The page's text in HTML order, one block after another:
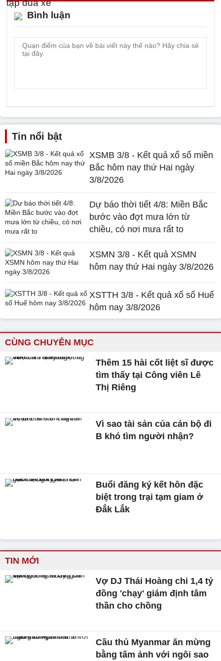
Bình luận
Tin nổi bật
XSMB 3/8 - Kết quả xổ số miền
Bắc hôm nay thứ Hai ngày
3/8/2026
Dự báo thời tiết 4/8: Miền Bắc
bước vào đợt mưa lớn từ
chiều, có nơi mưa rất to
XSMN 3/8 - Kết quả XSMN
hôm nay thứ Hai ngày 3/8/2026
XSTTH 3/8 - Kết quả xổ số Huế
hôm nay 3/8/2026
CÙNG CHUYÊN MỤC
Thêm 15 hài cốt liệt sĩ được
tìm thấy tại Công viên Lê
Thị Riêng
Vì sao tài sản của cán bộ đi
B khó tìm người nhận?
Buổi đăng ký kết hôn đặc
biệt trong trại tạm giam ở
Đắk Lắk
TIN MỚI
Vợ DJ Thái Hoàng chi 1,4 tỷ
đồng 'chạy' giám định tâm
thần cho chồng
Cầu thủ Myanmar ăn mừng
bằng tấm ảnh với ngôi sao